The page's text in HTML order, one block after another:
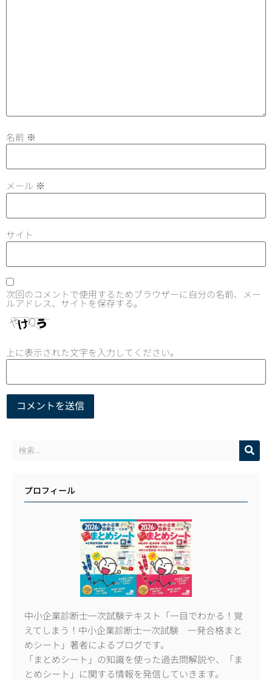
名前 ※
メール ※
サイト
次回のコメントで使用するためブラウザーに自分の名前、メー
ルアドレス、サイトを保存する。
上に表示された文字を入力してください。
プロフィール
中小企業診断士一次試験テキスト「一目でわかる！覚
えてしまう！中小企業診断士一次試験 一発合格まと
めシート」著者によるブログです。
「まとめシート」の知識を使った過去問解説や、「ま
とめシート」に関する情報を発信していきます。